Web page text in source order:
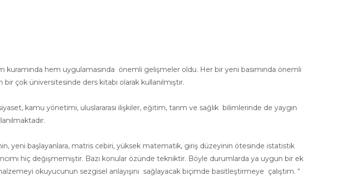
kuramında hem uygulamasında önemli gelişmeler oldu. Her bir yeni basımında önemli
çok üniversitesinde ders kitabı olarak kullanılmıştır.
kamu yönetimi, uluslararası ilişkiler, eğitim, tarım ve sağlık bilimlerinde de yaygın
yeni başlayanlara, matris cebiri, yüksek matematik, giriş düzeyinin ötesinde istatistik
hiç değişmemiştir. Bazı konular özünde tekniktir. Böyle durumlarda ya uygun bir ek
okuyucunun sezgisel anlayışını sağlayacak biçimde basitleştirmeye çalıştım. “